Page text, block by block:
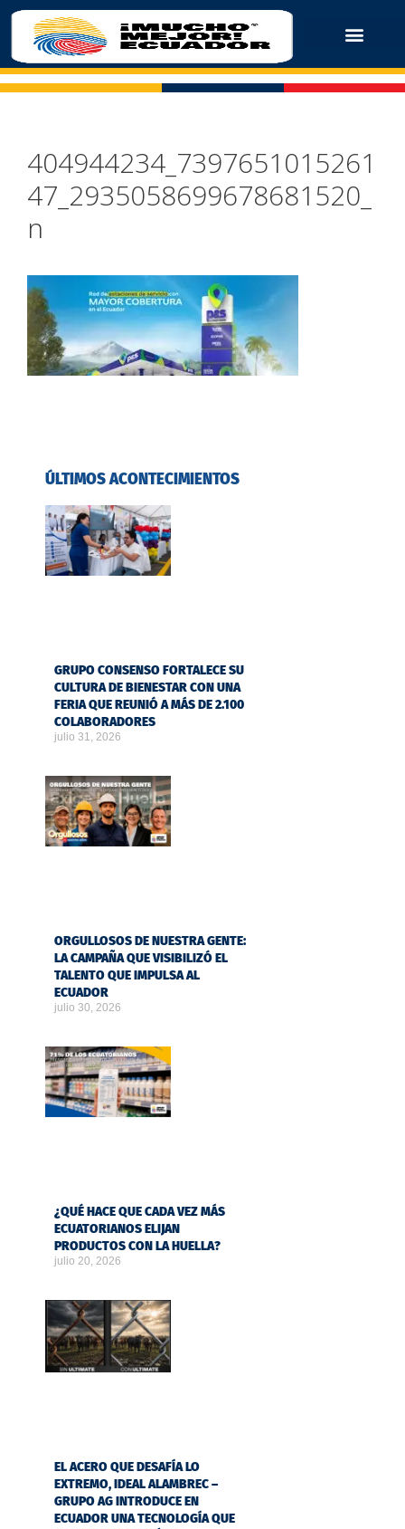
404944234_7397651015261
47_2935058699678681520_
n
ÚLTIMOS ACONTECIMIENTOS
GRUPO CONSENSO FORTALECE SU
CULTURA DE BIENESTAR CON UNA
FERIA QUE REUNIÓ A MÁS DE 2.100
COLABORADORES
julio 31, 2026
ORGULLOSOS DE NUESTRA GENTE:
LA CAMPAÑA QUE VISIBILIZÓ EL
TALENTO QUE IMPULSA AL
ECUADOR
julio 30, 2026
¿QUÉ HACE QUE CADA VEZ MÁS
ECUATORIANOS ELIJAN
PRODUCTOS CON LA HUELLA?
julio 20, 2026
EL ACERO QUE DESAFÍA LO
EXTREMO, IDEAL ALAMBREC –
GRUPO AG INTRODUCE EN
ECUADOR UNA TECNOLOGÍA QUE